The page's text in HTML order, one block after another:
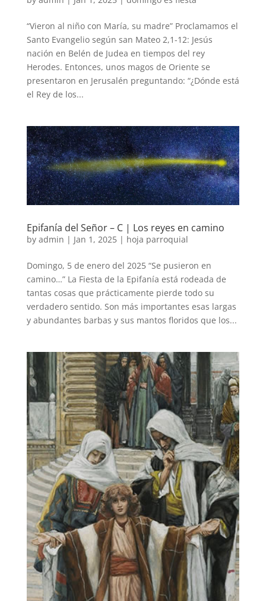
“Vieron al niño con María, su madre” Proclamamos el
Santo Evangelio según san Mateo 2,1-12: Jesús
nación en Belén de Judea en tiempos del rey
Herodes. Entonces, unos magos de Oriente se
presentaron en Jerusalén preguntando: “¿Dónde está
el Rey de los...
Epifanía del Señor – C | Los reyes en camino
by admin | Jan 1, 2025| hoja parroquial
Domingo, 5 de enero del 2025 “Se pusieron en
camino…” La Fiesta de la Epifanía está rodeada de
tantas cosas que prácticamente pierde todo su
verdadero sentido. Son más importantes esas largas
y abundantes barbas y sus mantos floridos que los...